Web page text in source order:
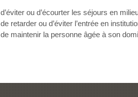
d’éviter ou d’écourter les séjours en
de retarder ou d’éviter l’entrée en
de maintenir la personne âgée à son